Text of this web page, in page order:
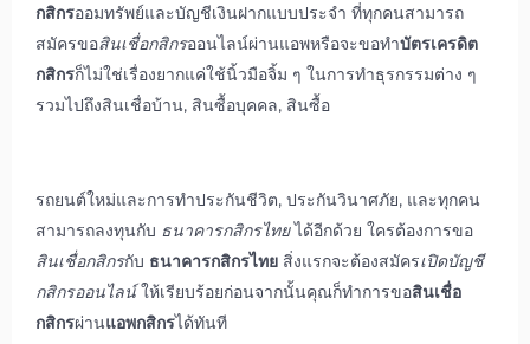
กสิกรออมทรัพย์และบัญชีเงินฝากแบบประจำ ที่ทุกคนสามารถ
สมัครขอสินเชื่อกสิกรออนไลน์ผ่านแอพหรือจะขอทำบัตรเครดิต
กสิกรก็ไม่ใช่เรื่องยากแค่ใช้นิ้วมือจิ้ม ๆ ในการทำธุรกรรมต่าง ๆ
รวมไปถึงสินเชื่อบ้าน, สินซื้อบุคคล, สินซื้อ
รถยนต์ใหม่และการทำประกันชีวิต, ประกันวินาศภัย, และทุกคน
สามารถลงทุนกับ ธนาคารกสิกรไทยได้อีกด้วย ใครต้องการขอ
สินเชื่อกสิกรกับ ธนาคารกสิกรไทย สิ่งแรกจะต้องสมัครเปิดบัญชี
กสิกรออนไลน์ให้เรียบร้อยก่อนจากนั้นคุณก็ทำการขอสินเชื่อ
กสิกรผ่านแอพกสิกรได้ทันที